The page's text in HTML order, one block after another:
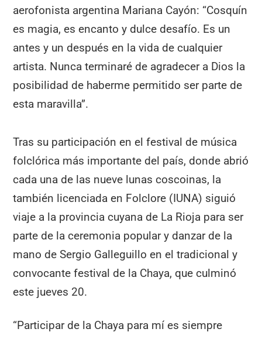
aerofonista argentina Mariana Cayón: “Cosquín
es magia, es encanto y dulce desafío. Es un
antes y un después en la vida de cualquier
artista. Nunca terminaré de agradecer a Dios la
posibilidad de haberme permitido ser parte de
esta maravilla”.
Tras su participación en el festival de música
folclórica más importante del país, donde abrió
cada una de las nueve lunas coscoinas, la
también licenciada en Folclore (IUNA) siguió
viaje a la provincia cuyana de La Rioja para ser
parte de la ceremonia popular y danzar de la
mano de Sergio Galleguillo en el tradicional y
convocante festival de la Chaya, que culminó
este jueves 20.
“Participar de la Chaya para mí es siempre